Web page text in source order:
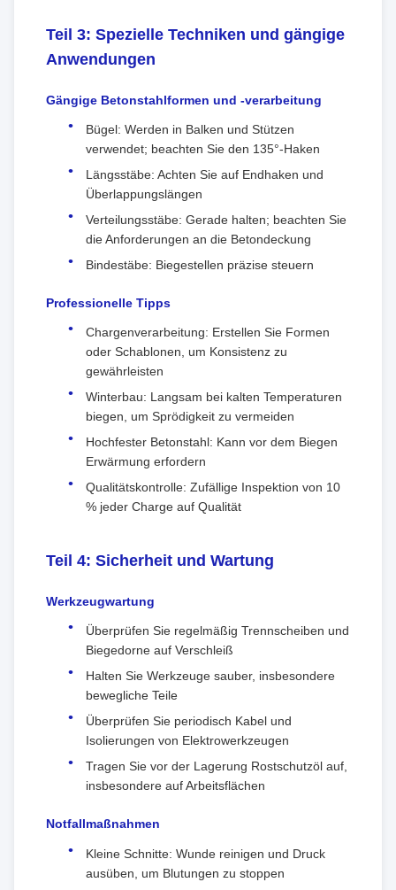
Teil 3: Spezielle Techniken und gängige
Anwendungen
Gängige Betonstahlformen und -verarbeitung
Bügel: Werden in Balken und Stützen
verwendet; beachten Sie den 135°-Haken
Längsstäbe: Achten Sie auf Endhaken und
Überlappungslängen
Verteilungsstäbe: Gerade halten; beachten Sie
die Anforderungen an die Betondeckung
Bindestäbe: Biegestellen präzise steuern
Professionelle Tipps
Chargenverarbeitung: Erstellen Sie Formen
oder Schablonen, um Konsistenz zu
gewährleisten
Winterbau: Langsam bei kalten Temperaturen
biegen, um Sprödigkeit zu vermeiden
Hochfester Betonstahl: Kann vor dem Biegen
Erwärmung erfordern
Qualitätskontrolle: Zufällige Inspektion von 10
% jeder Charge auf Qualität
Teil 4: Sicherheit und Wartung
Werkzeugwartung
Überprüfen Sie regelmäßig Trennscheiben und
Biegedorne auf Verschleiß
Halten Sie Werkzeuge sauber, insbesondere
bewegliche Teile
Überprüfen Sie periodisch Kabel und
Isolierungen von Elektrowerkzeugen
Tragen Sie vor der Lagerung Rostschutzöl auf,
insbesondere auf Arbeitsflächen
Notfallmaßnahmen
Kleine Schnitte: Wunde reinigen und Druck
ausüben, um Blutungen zu stoppen